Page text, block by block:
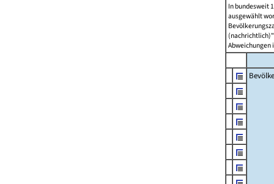
In bundesweit
ausgewählt
Abweichungen